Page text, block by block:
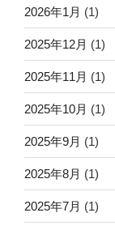
2026年1月 (1)
2025年12月 (1)
2025年11月 (1)
2025年10月 (1)
2025年9月 (1)
2025年8月 (1)
2025年7月 (1)